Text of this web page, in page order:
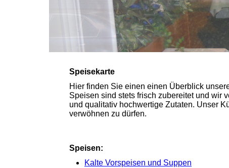
Speisekarte
Hier finden Sie einen einen Überblick
Speisen sind stets frisch zubereitet und wir
und qualitativ hochwertige Zutaten. Unser
verwöhnen zu dürfen.
Speisen:
Kalte Vorspeisen und Suppen